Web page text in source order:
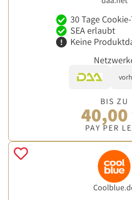
30 Tage
SEA erlaubt
Keine
BIS ZU
40,00
PAY PER